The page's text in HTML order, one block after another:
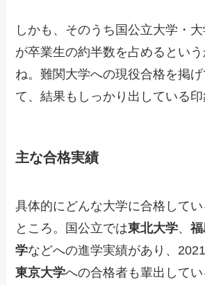
しかも、そのうち国公立大学・
が卒業生の約半数を占めるとい
ね。難関大学への現役合格を掲
て、結果もしっかり出している印
主な合格実績
具体的にどんな大学に合格して
ところ。国公立では東北大学、
学などへの進学実績があり、
東京大学への合格者も輩出してい